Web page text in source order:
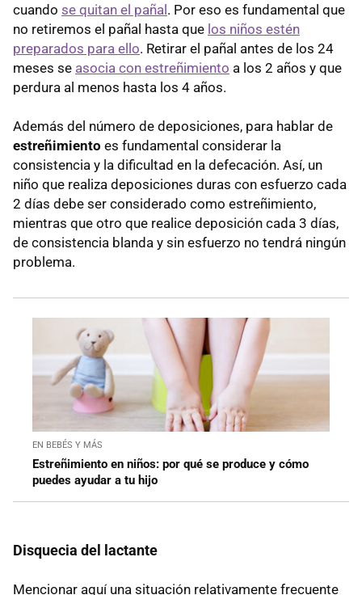
cuando se quitan el pañal . Por eso es fundamental que
no retiremos el pañal hasta que los niños estén
preparados para ello. Retirar el pañal antes de los 24
meses se asocia con estreñimiento a los 2 años y que
perdura al menos hasta los 4 años.
Además del número de deposiciones, para hablar de
estreñimiento es fundamental considerar la
consistencia y la dificultad en la defecación. Así, un
niño que realiza deposiciones duras con esfuerzo cada
2 días debe ser considerado como estreñimiento,
mientras que otro que realice deposición cada 3 días,
de consistencia blanda y sin esfuerzo no tendrá ningún
problema.
EN BEBÉS Y MÁS
Estreñimiento en niños: por qué se produce y cómo
puedes ayudar a tu hijo
Disquecia del lactante
Mencionar aquí una situación relativamente frecuente